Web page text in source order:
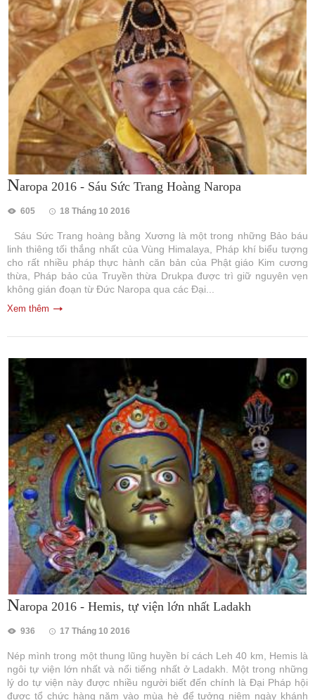
Naropa 2016 - Sáu Sức Trang Hoàng Naropa
605 18 Tháng 10 2016
Sáu Sức Trang hoàng bằng Xương là một trong những Bảo báu
linh thiêng tối thắng nhất của Vùng Himalaya, Pháp khí biểu tượng
cho rất nhiều pháp thực hành căn bản của Phật giáo Kim cương
thừa, Pháp bảo của Truyền thừa Drukpa được trì giữ nguyên vẹn
không gián đoạn từ Đức Naropa qua các Đại...
Xem thêm
Naropa 2016 - Hemis, tự viện lớn nhất Ladakh
936 17 Tháng 10 2016
Nép mình trong một thung lũng huyền bí cách Leh 40 km, Hemis là
ngôi tự viện lớn nhất và nổi tiếng nhất ở Ladakh. Một trong những
lý do tự viện này được nhiều người biết đến chính là Đại Pháp hội
được tổ chức hàng năm vào mùa hè để tưởng niệm ngày khánh